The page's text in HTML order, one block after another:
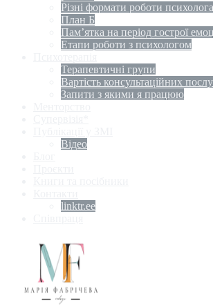
Різні формати роботи
План Б
Пам’ятка на період гострої
Етапи роботи з психологом
Терапевтичні групи
Вартість консультаційних
Запити з якими я працюю
Відео
linktr.ee